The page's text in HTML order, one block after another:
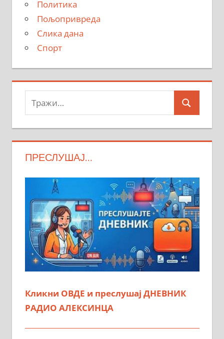
Политика
Пољопривреда
Слика дана
Спорт
Тражи:
Search
ПРЕСЛУШАЈ…
Кликни ОВДЕ и преслушај ДНЕВНИК
РАДИО АЛЕКСИНЦА